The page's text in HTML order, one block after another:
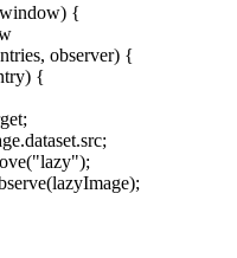
{
observer) {
{